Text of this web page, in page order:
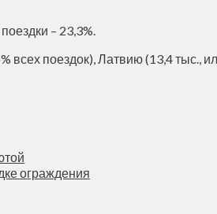
– 23,3%.
поездок), Латвию (13,4 тыс.,
ограждения